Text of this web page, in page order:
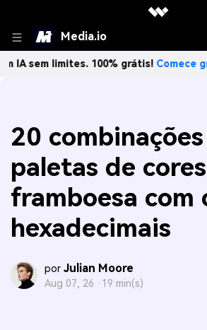
Media.io
limites. 100% grátis!Comece grátis→
20
paletas de
framboesa com
hexadecimais
por Julian Moore
Aug 07, 26 · 19 min(s)